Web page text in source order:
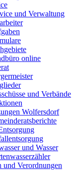
und Verwaltung
online
und Verbände
Wolfersdorf
und Wasser
und Verordnungen